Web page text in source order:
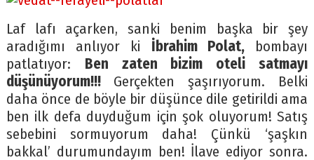
Laf lafı açarken, sanki benim başka bir şey
aradığımı anlıyor ki İbrahim Polat,bombayı
patlatıyor: Ben zaten bizim oteli satmayı
düşünüyorum!!! Gerçekten şaşırıyorum. Belki
daha önce de böyle bir düşünce dile getirildi ama
ben ilk defa duyduğum için şok oluyorum! Satış
sebebini sormuyorum daha! Çünkü ‘şaşkın
bakkal’ durumundayım ben! İlave ediyor sonra.